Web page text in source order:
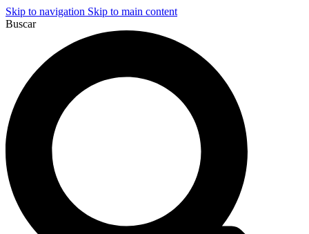
Skip to navigation Skip to main content
Buscar